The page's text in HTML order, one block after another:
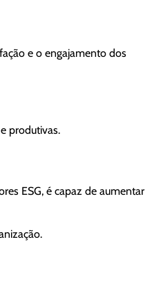
e o engajamento dos
produtivas.
ESG, é capaz de aumentar